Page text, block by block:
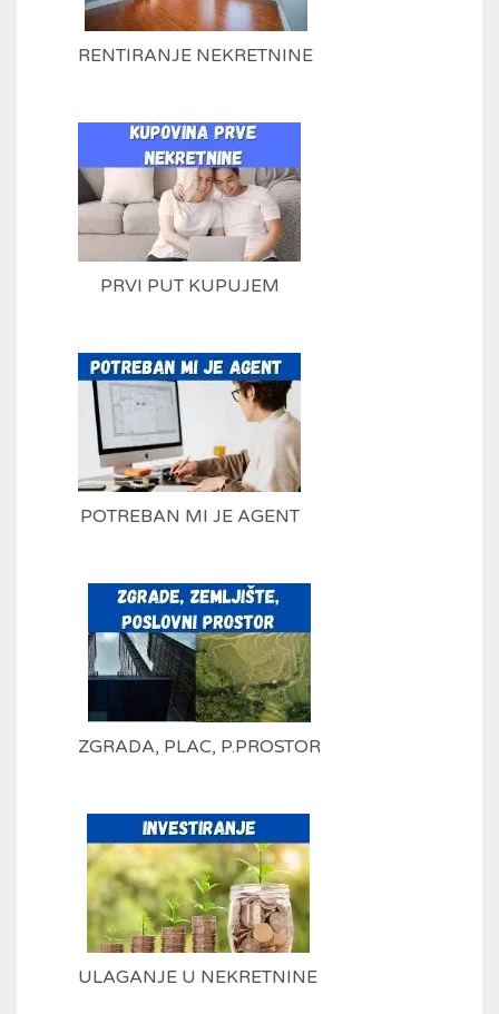
RENTIRANJE NEKRETNINE
PRVI PUT KUPUJEM
POTREBAN MI JE AGENT
ZGRADA, PLAC, P.PROSTOR
ULAGANJE U NEKRETNINE